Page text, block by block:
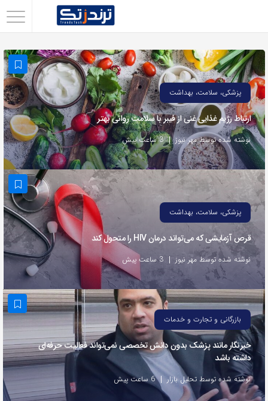
با
استفاده
از
روش‌های
زیر
می‌توانید
این
صفحه
را
با
دوستان
خود
به
اشتراک
بگذارید.
کپی
لینک
پزشکی، سلامت، بهداشت
ارتباط رژیم غذایی غنی از فیبر با سلامت روانی بهتر
نوشته شده توسط مهر نیوز 3 ساعت پیش
پزشکی، سلامت، بهداشت
قرص آزمایشی که می‌تواند درمان HIV را متحول کند
نوشته شده توسط مهر نیوز 3 ساعت پیش
بازرگانی و تجارت و خدمات
خبرنگار مانند پزشک بدون دانش تخصصی نمی‌تواند فعالیت حرفه‌ای
داشته باشد
نوشته شده توسط تحلیل بازار 6 ساعت پیش